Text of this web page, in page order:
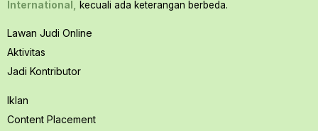
International,
kecuali ada keterangan berbeda.
Lawan Judi Online
Aktivitas
Jadi Kontributor
Iklan
Content Placement